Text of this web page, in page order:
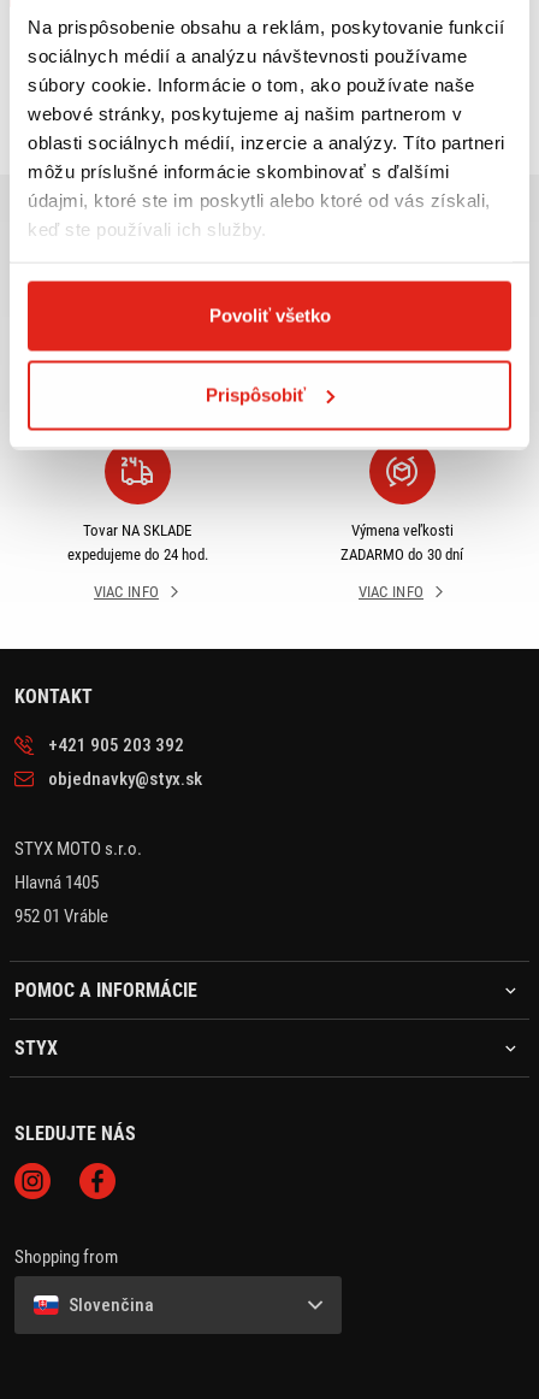
Na prispôsobenie obsahu a reklám, poskytovanie funkcií
sociálnych médií a analýzu návštevnosti používame
súbory cookie. Informácie o tom, ako používate naše
webové stránky, poskytujeme aj našim partnerom v
oblasti sociálnych médií, inzercie a analýzy. Títo partneri
môžu príslušné informácie skombinovať s ďalšími
údajmi, ktoré ste im poskytli alebo ktoré od vás získali,
keď ste používali ich služby.
Povoliť všetko
Prispôsobiť
Pozreli ste2 z2produktov
odberu
SR
Tovar NA SKLADE
expedujeme do 24 hod.
VIAC INFO
Výmena veľkosti
ZADARMO do 30 dní
VIAC INFO
KONTAKT
+421 905 203 392
objednavky@styx.sk
STYX MOTO s.r.o.
Hlavná 1405
952 01 Vráble
POMOC A INFORMÁCIE
STYX
SLEDUJTE NÁS
Shopping from
Slovenčina